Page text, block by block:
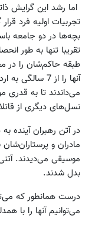
اما رشد این گرایش
تجربیات اولیه فرد
بچه‌ها در دو جامعه
تقریبا تنها به طور
طبقه حاکم‌شان را در
آنها را از 7
می‌داندند تا به قدری
نسل‌های دیگری از
در آتن رهبران آینده
موسیقی می‌دیدند.
بدل شدند.
درست همانطور که
می‌توانیم آنها را با